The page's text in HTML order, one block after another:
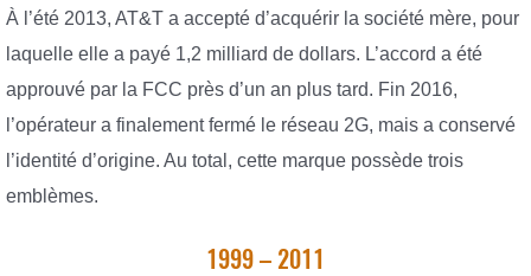
À l’été 2013, AT&T a accepté d’acquérir la société mère, pour
laquelle elle a payé 1,2 milliard de dollars. L’accord a été
approuvé par la FCC près d’un an plus tard. Fin 2016,
l’opérateur a finalement fermé le réseau 2G, mais a conservé
l’identité d’origine. Au total, cette marque possède trois
emblèmes.
1999 – 2011